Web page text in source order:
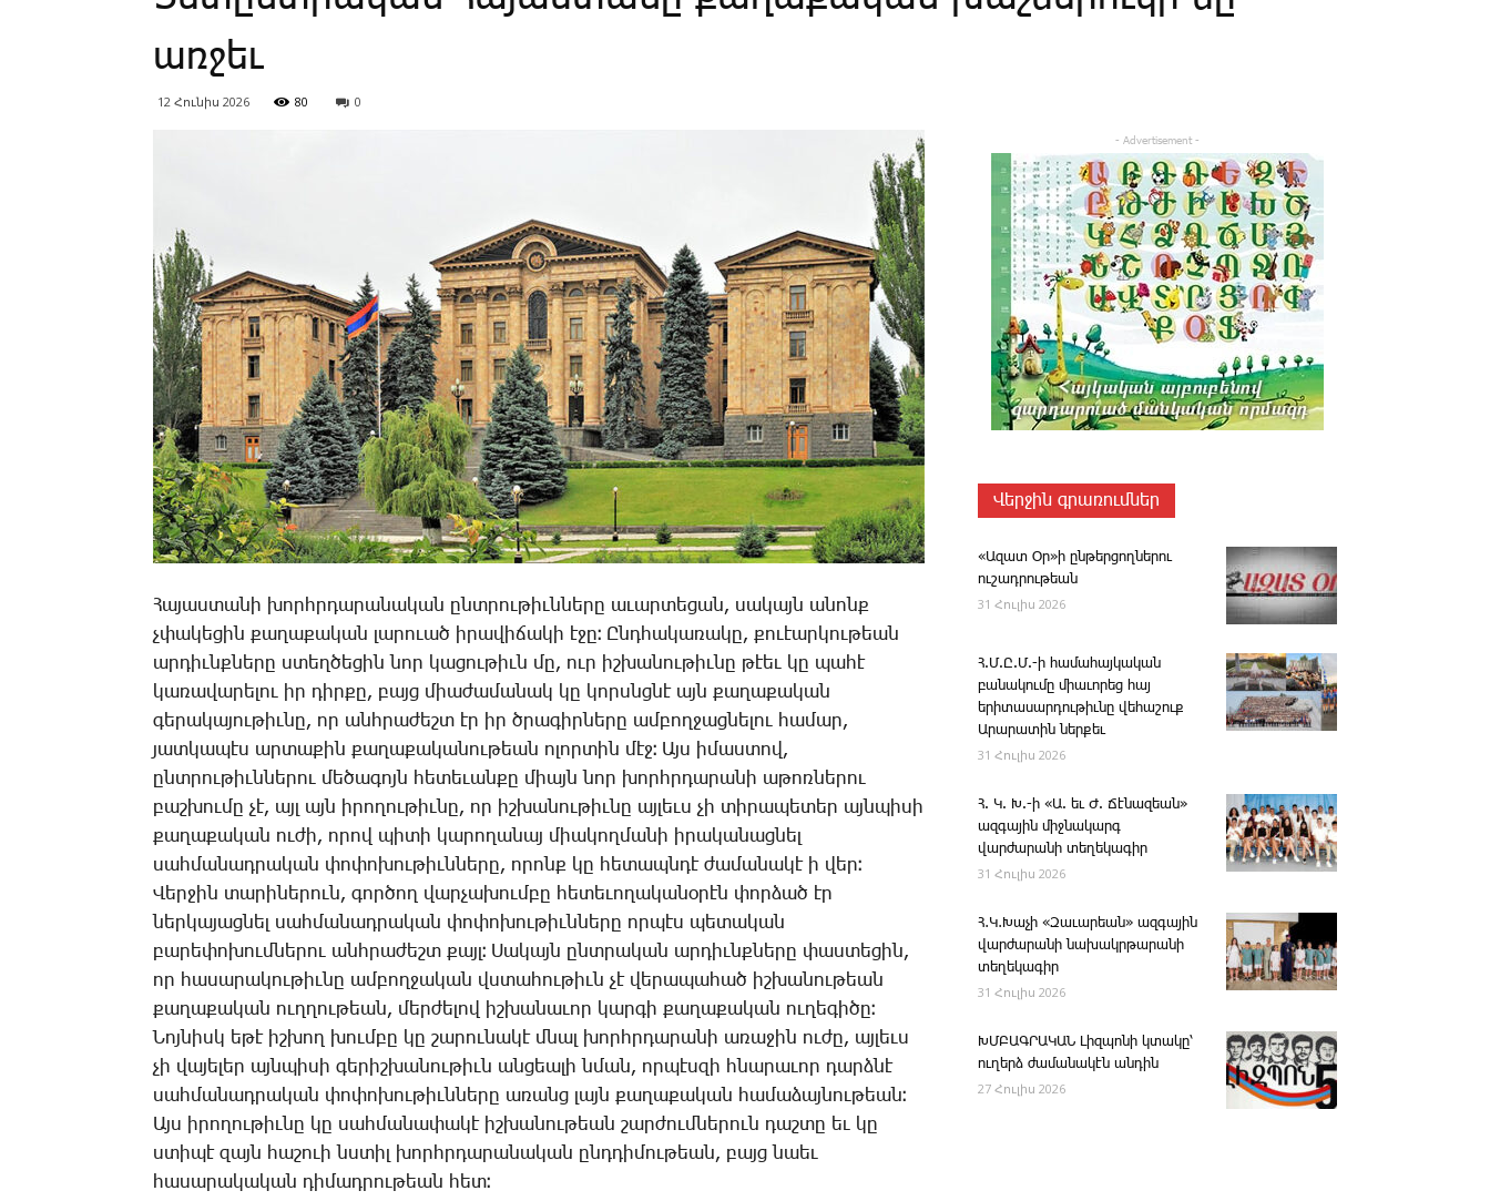
առջեւ
12 Հունիս 2026 80 0
­Հա­յաս­տա­նի խորհր­դա­րա­նա­կան ընտ­րու­թիւն­նե­րը ա­ւար­տե­ցան, սա­կայն ա­նոնք
չփա­կե­ցին քա­ղա­քա­կան լա­րո­ւած ի­րա­վի­ճա­կի է­ջը։ Ընդ­հա­կա­ռա­կը, քո­ւէար­կու­թեան
ար­դիւնք­նե­րը ստեղ­ծե­ցին նոր կա­ցու­թիւն մը, ուր իշ­խա­նու­թիւ­նը թէեւ կը պա­հէ
կա­ռա­վա­րե­լու իր դիր­քը, բայց միա­ժա­մա­նակ կը կորսնց­նէ այն քա­ղա­քա­կան
գե­րա­կա­յու­թիւ­նը, որ անհ­րա­ժեշտ էր իր ծրա­գիր­նե­րը ամ­բող­ջաց­նե­լու հա­մար,
յատ­կա­պէս ար­տա­քին քա­ղա­քա­կա­նու­թեան ո­լոր­տին մէջ։ Այս ի­մաս­տով,
ընտ­րու­թիւն­նե­րու մե­ծա­գոյն հե­տե­ւան­քը միայն նոր խորհր­դա­րա­նի ա­թոռ­նե­րու
բաշ­խու­մը չէ, այլ այն ի­րո­ղու­թիւ­նը, որ իշ­խա­նու­թիւ­նը այ­լեւս չի տի­րա­պե­տեր այն­պի­սի
քա­ղա­քա­կան ու­ժի, ո­րով պի­տի կա­րո­ղա­նայ միա­կող­մա­նի ի­րա­կա­նաց­նել
սահ­մա­նադ­րա­կան փո­փո­խու­թիւն­նե­րը, ո­րոնք կը հե­տապն­դէ ժա­մա­նա­կէ ի վեր։
­Վեր­ջին տա­րի­նե­րուն, գոր­ծող վար­չա­խում­բը հե­տե­ւո­ղա­կա­նօ­րէն փոր­ձած էր
ներ­կա­յաց­նել սահ­մա­նադ­րա­կան փո­փո­խու­թիւն­նե­րը որ­պէս պե­տա­կան
բա­րե­փո­խում­նե­րու անհ­րա­ժեշտ քայլ։ ­Սա­կայն ընտ­րա­կան ար­դիւնք­նե­րը փաս­տե­ցին,
որ հա­սա­րա­կու­թիւ­նը ամ­բող­ջա­կան վստա­հու­թիւն չէ վե­րա­պա­հած իշ­խա­նու­թեան
քա­ղա­քա­կան ուղ­ղու­թեան, մեր­ժե­լով իշ­խա­նա­ւոր կար­գի քա­ղա­քա­կան ու­ղե­գի­ծը։
­Նոյ­նիսկ ե­թէ իշ­խող խում­բը կը շա­րու­նա­կէ մնալ խորհր­դա­րա­նի ա­ռա­ջին ու­ժը, այ­լեւս
չի վա­յե­լեր այն­պի­սի գե­րիշ­խա­նու­թիւն ան­ցեա­լի նման, որ­պէս­զի հնա­րա­ւոր դարձ­նէ
սահ­մա­նադ­րա­կան փո­փո­խու­թիւն­նե­րը ա­ռանց լայն քա­ղա­քա­կան հա­մա­ձայ­նու­թեան։
Այս ի­րո­ղու­թիւ­նը կը սահ­մա­նա­փա­կէ իշ­խա­նու­թեան շար­ժում­նե­րուն դաշ­տը եւ կը
ստի­պէ զայն հա­շո­ւի նստիլ խորհր­դա­րա­նա­կան ընդ­դի­մու­թեան, բայց նաեւ
հա­սա­րա­կա­կան դի­մադ­րու­թեան հետ։
- Advertisement -
Վերջին գրառումներ
«Ազատ Օր»ի ընթերցողներու
ուշադրութեան
31 Հուլիս 2026
Հ.Մ.Ը.Մ.-ի համահայկական
բանակումը միաւորեց հայ
երիտասարդութիւնը վեհաշուք
Արարատին ներքեւ
31 Հուլիս 2026
Հ. Կ. Խ.-ի «Ա. եւ Ժ. ­Ճէնազեան»
ազգային միջնակարգ
վարժարանի տեղեկագիր
31 Հուլիս 2026
Հ․Կ․Խաչի «Զաւարեան» ազգային
վարժարանի նախակրթարանի
տեղեկագիր
31 Հուլիս 2026
ԽՄԲԱԳՐԱԿԱՆ ­Լիզպոնի կտակը՝
ուղերձ ժամանակէն անդին
27 Հուլիս 2026